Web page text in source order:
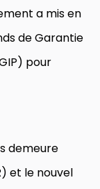
a mis en
de Garantie
pour
demeure
et le nouvel